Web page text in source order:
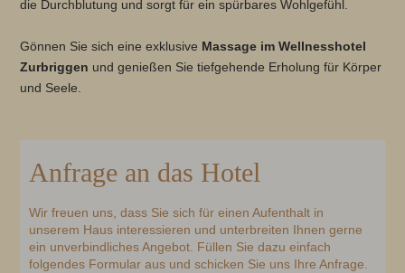
die Durchblutung und sorgt für ein spürbares Wohlgefühl.
Gönnen Sie sich eine exklusive Massage im Wellnesshotel
Zurbriggen und genießen Sie tiefgehende Erholung für Körper
und Seele.
Anfrage an das Hotel
Wir freuen uns, dass Sie sich für einen Aufenthalt in
unserem Haus interessieren und unterbreiten Ihnen gerne
ein unverbindliches Angebot. Füllen Sie dazu einfach
folgendes Formular aus und schicken Sie uns Ihre Anfrage.